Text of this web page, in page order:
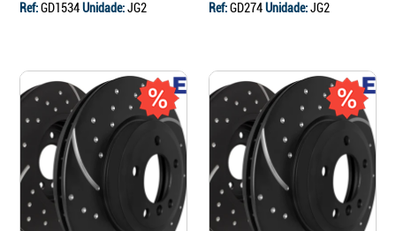
Ref:GD1534Unidade:JG2 Ref:GD274Unidade:JG2